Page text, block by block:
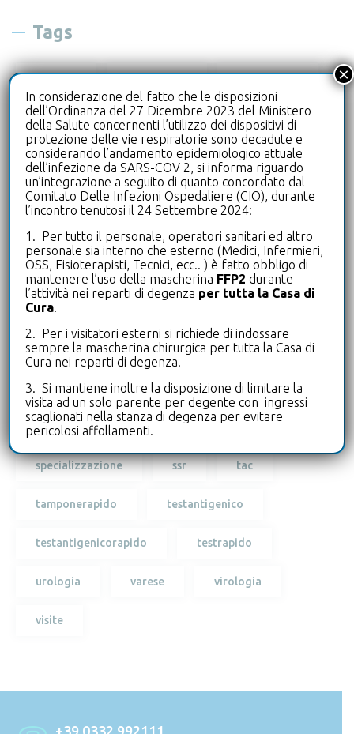
Tags
biologo cardiologia diagnostica
drive-in ecografia
laboratorioanalisi leterrazze
microbiologia microbiota intestinale
neurologia oculistica
pneumologia poliambulatorio
puntoprelievi
riabilitazione riabilitazione mano
ricercabiologo ricercapersonale
risonanza serviziosanitarioregionale
specializzazione ssr tac
tamponerapido testantigenico
testantigenicorapido testrapido
urologia varese virologia
visite
In considerazione del fatto che le disposizioni
dell’Ordinanza del 27 Dicembre 2023 del Ministero
della Salute concernenti l’utilizzo dei dispositivi di
protezione delle vie respiratorie sono decadute e
considerando l’andamento epidemiologico attuale
dell’infezione da SARS-COV 2, si informa riguardo
un’integrazione a seguito di quanto concordato dal
Comitato Delle Infezioni Ospedaliere (CIO), durante
l’incontro tenutosi il 24 Settembre 2024:
1. Per tutto il personale, operatori sanitari ed altro
personale sia interno che esterno (Medici, Infermieri,
OSS, Fisioterapisti, Tecnici, ecc.. ) è fatto obbligo di
mantenere l’uso della mascherina FFP2 durante
l’attività nei reparti di degenza per tutta la Casa di
Cura.
2. Per i visitatori esterni si richiede di indossare
sempre la mascherina chirurgica per tutta la Casa di
Cura nei reparti di degenza.
3. Si mantiene inoltre la disposizione di limitare la
visita ad un solo parente per degente con ingressi
scaglionati nella stanza di degenza per evitare
pericolosi affollamenti.
×